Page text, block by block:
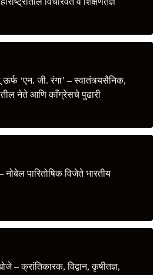
ऊर्फ ‘एन. जी. रंगा’ – स्वातंत्र्यसैनिक,
नेते आणि काँग्रेसचे पुढारी
पारितोषिक विजेते भारतीय
– क्रांतिकारक, विद्वान, कृषीतज्ञ,